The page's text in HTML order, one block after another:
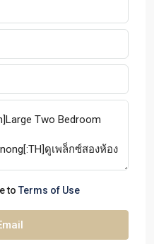
to Terms of Use